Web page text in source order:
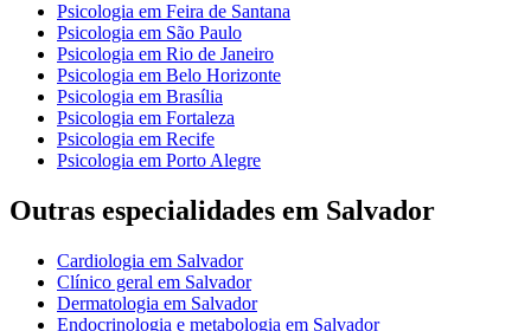
Psicologia em Feira de Santana
Psicologia em São Paulo
Psicologia em Rio de Janeiro
Psicologia em Belo Horizonte
Psicologia em Brasília
Psicologia em Fortaleza
Psicologia em Recife
Psicologia em Porto Alegre
Outras especialidades em Salvador
Cardiologia em Salvador
Clínico geral em Salvador
Dermatologia em Salvador
Endocrinologia e metabologia em Salvador